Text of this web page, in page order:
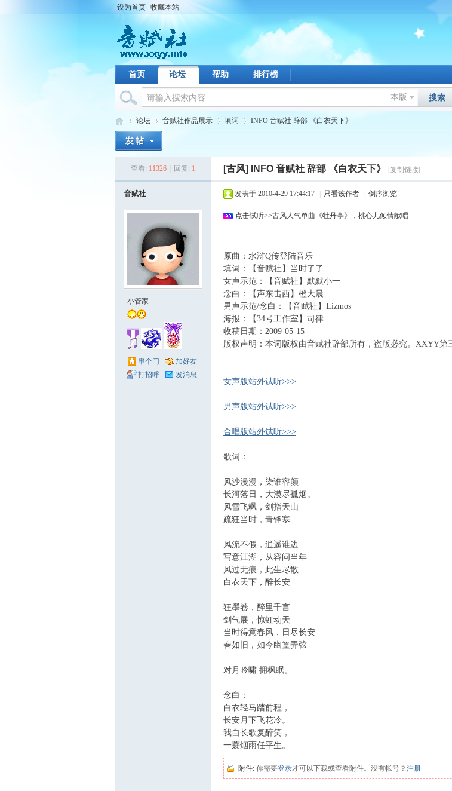
设为首页 收藏本站
首页 论坛 帮助 排行榜
本版 搜索
论坛
›
音赋社作品展示 填词
›
INFO 音赋社 辞部 《白衣天下》
查看: 11326 回复: 1 [古风] INFO 音赋社 辞部 《白衣天下》 [复制链接]
音赋社
小管家
串个门
加好友
打招呼
发消息
发表于 2010-4-29 17:44:17 只看该作者 倒序浏览
点击试听>>古风人气单曲《牡丹亭》，桃心儿倾情献唱
原曲：水浒Q传登陆音乐
填词：【音赋社】当时了了
女声示范：【音赋社】默默小一
念白：【声东击西】橙大晨
男声示范/念白：【音赋社】Lizmos
海报：【34号工作室】司律
收稿日期：2009-05-15
版权声明：本词版权由音赋社辞部所有，盗版必究。XXYY第
女声版站外试听>>>
男声版站外试听>>>
合唱版站外试听>>>
歌词：
风沙漫漫，染谁容颜
长河落日，大漠尽孤烟。
风雪飞飒，剑指天山
疏狂当时，青锋寒
风流不假，逍遥谁边
写意江湖，从容问当年
风过无痕，此生尽散
白衣天下，醉长安
狂墨卷，醉里千言
剑气展，惊虹动天
当时得意春风，日尽长安
春如旧，如今幽篁弄弦
对月吟啸 拥枫眠。
念白：
白衣轻马踏前程，
长安月下飞花冷。
我自长歌复醉笑，
一蓑烟雨任平生。
附件: 你需要登录才可以下载或查看附件。没有帐号？ 注册